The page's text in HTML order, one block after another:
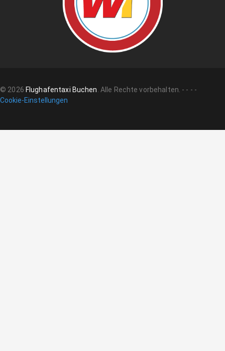
© 2026 Flughafentaxi Buchen. Alle Rechte vorbehalten. - - - -
Cookie-Einstellungen